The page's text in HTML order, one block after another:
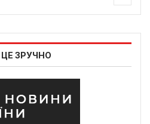
ЗРУЧНО